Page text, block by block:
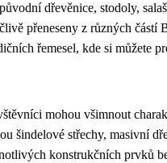
dřevěnice, stodoly,
přeneseny z různých částí
řemesel, kde si můžete
mohou všimnout
šindelové střechy, masivní
konstrukčních prvků